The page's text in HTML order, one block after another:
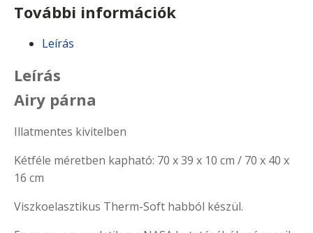
További információk
Leírás
Leírás
Airy párna
Illatmentes kivitelben
Kétféle méretben kapható: 70 x 39 x 10 cm / 70 x 40 x
16 cm
Viszkoelasztikus Therm-Soft habból készül.